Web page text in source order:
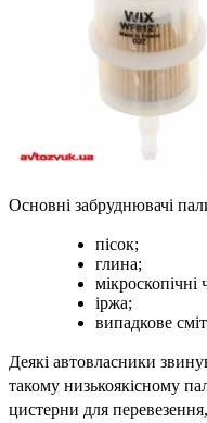
Основні забруднювачі
пісок;
глина;
іржа;
випадкове
Деякі автовласники
такому низькоякісному
цистерни для